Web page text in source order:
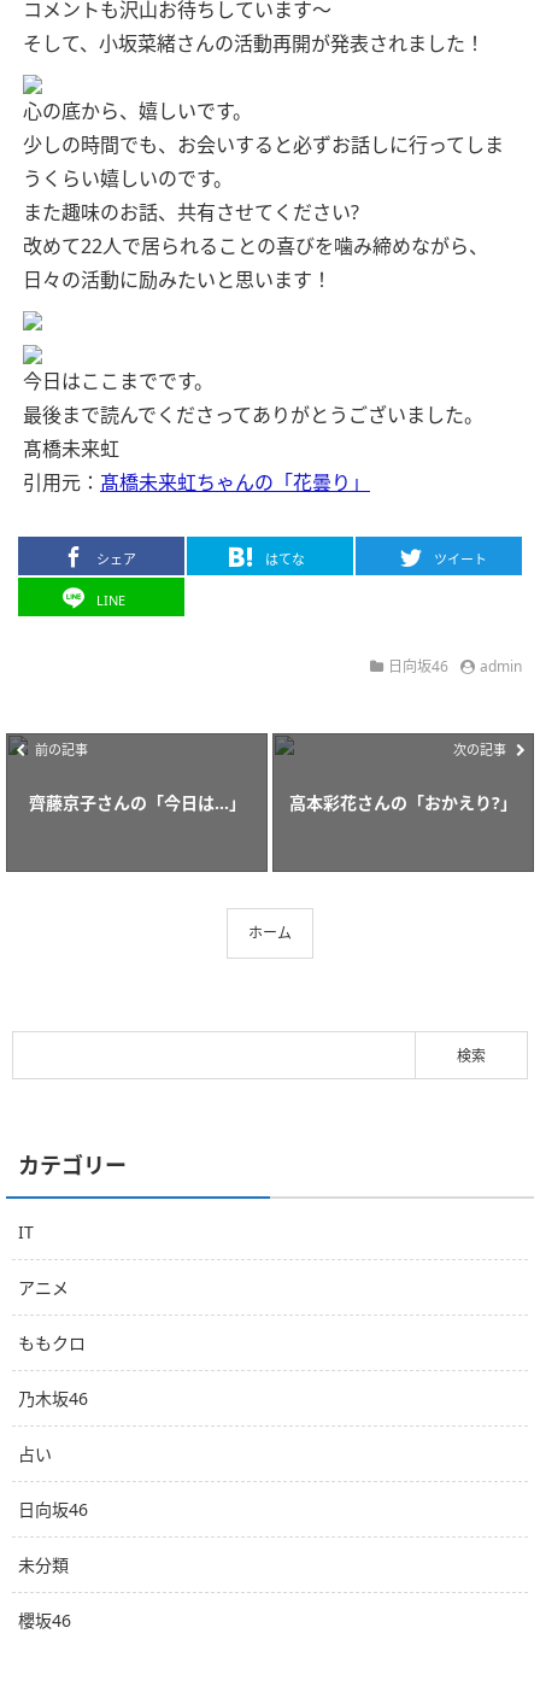
コメントも沢山お待ちしています〜
そして、小坂菜緒さんの活動再開が発表されました！
心の底から、嬉しいです。
少しの時間でも、お会いすると必ずお話しに行ってしま
うくらい嬉しいのです。
また趣味のお話、共有させてください?
改めて22人で居られることの喜びを噛み締めながら、
日々の活動に励みたいと思います！
今日はここまでです。
最後まで読んでくださってありがとうございました。
髙橋未来虹
引用元： 髙橋未来虹ちゃんの「花曇り」
シェア はてな ツイート
LINE
日向坂46 admin
前の記事
齊藤京子さんの「今日は…」
次の記事
高本彩花さんの「おかえり?」
ホーム
カテゴリー
IT
アニメ
ももクロ
乃木坂46
占い
日向坂46
未分類
櫻坂46